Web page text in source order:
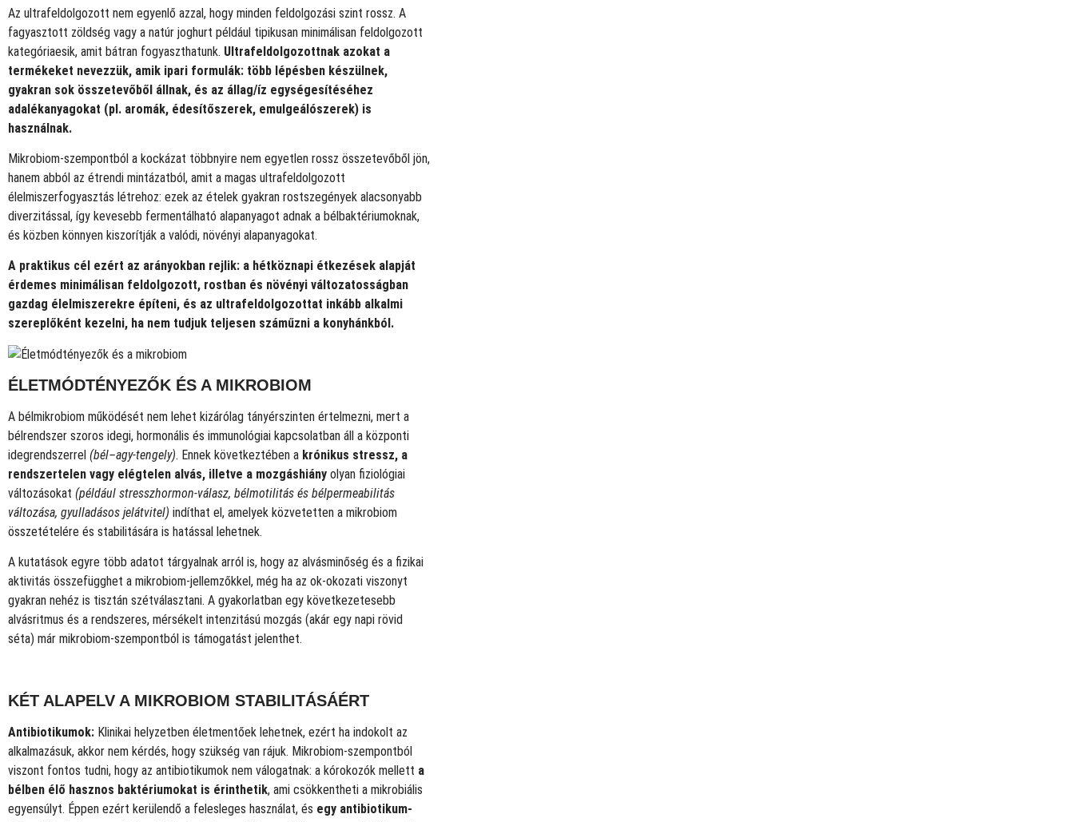
Az ultrafeldolgozott nem egyenlő azzal, hogy minden feldolgozási szint rossz. A
fagyasztott zöldség vagy a natúr joghurt például tipikusan minimálisan feldolgozott
kategóriaesik, amit bátran fogyaszthatunk. Ultrafeldolgozottnak azokat a
termékeket nevezzük, amik ipari formulák: több lépésben készülnek,
gyakran sok összetevőből állnak, és az állag/íz egységesítéséhez
adalékanyagokat (pl. aromák, édesítőszerek, emulgeálószerek) is
használnak.
Mikrobiom-szempontból a kockázat többnyire nem egyetlen rossz összetevőből jön,
hanem abból az étrendi mintázatból, amit a magas ultrafeldolgozott
élelmiszerfogyasztás létrehoz: ezek az ételek gyakran rostszegények alacsonyabb
diverzitással, így kevesebb fermentálható alapanyagot adnak a bélbaktériumoknak,
és közben könnyen kiszorítják a valódi, növényi alapanyagokat.
A praktikus cél ezért az arányokban rejlik: a hétköznapi étkezések alapját
érdemes minimálisan feldolgozott, rostban és növényi változatosságban
gazdag élelmiszerekre építeni, és az ultrafeldolgozottat inkább alkalmi
szereplőként kezelni, ha nem tudjuk teljesen száműzni a konyhánkból.
ÉLETMÓDTÉNYEZŐK ÉS A MIKROBIOM
A bélmikrobiom működését nem lehet kizárólag tányérszinten értelmezni, mert a
bélrendszer szoros idegi, hormonális és immunológiai kapcsolatban áll a központi
idegrendszerrel (bél–agy-tengely). Ennek következtében a krónikus stressz, a
rendszertelen vagy elégtelen alvás, illetve a mozgáshiány olyan fiziológiai
változásokat (például stresszhormon-válasz, bélmotilitás és bélpermeabilitás
változása, gyulladásos jelátvitel) indíthat el, amelyek közvetetten a mikrobiom
összetételére és stabilitására is hatással lehetnek.
A kutatások egyre több adatot tárgyalnak arról is, hogy az alvásminőség és a fizikai
aktivitás összefügghet a mikrobiom-jellemzőkkel, még ha az ok-okozati viszonyt
gyakran nehéz is tisztán szétválasztani. A gyakorlatban egy következetesebb
alvásritmus és a rendszeres, mérsékelt intenzitású mozgás (akár egy napi rövid
séta) már mikrobiom-szempontból is támogatást jelenthet.
KÉT ALAPELV A MIKROBIOM STABILITÁSÁÉRT
Antibiotikumok: Klinikai helyzetben életmentőek lehetnek, ezért ha indokolt az
alkalmazásuk, akkor nem kérdés, hogy szükség van rájuk. Mikrobiom-szempontból
viszont fontos tudni, hogy az antibiotikumok nem válogatnak: a kórokozók mellett a
bélben élő hasznos baktériumokat is érinthetik, ami csökkentheti a mikrobiális
egyensúlyt. Éppen ezért kerülendő a felesleges használat, és egy antibiotikum-